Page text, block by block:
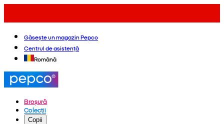
Găsește un magazin Pepco
Centrul de asistență
Română
Broșură
Colecții
Copii